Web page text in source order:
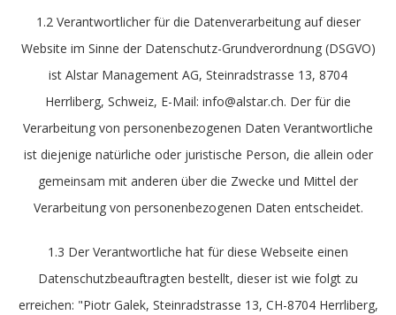
1.2 Verantwortlicher für die Datenverarbeitung auf dieser
Website im Sinne der Datenschutz-Grundverordnung (DSGVO)
ist Alstar Management AG, Steinradstrasse 13, 8704
Herrliberg, Schweiz, E-Mail: info@alstar.ch. Der für die
Verarbeitung von personenbezogenen Daten Verantwortliche
ist diejenige natürliche oder juristische Person, die allein oder
gemeinsam mit anderen über die Zwecke und Mittel der
Verarbeitung von personenbezogenen Daten entscheidet.
1.3 Der Verantwortliche hat für diese Webseite einen
Datenschutzbeauftragten bestellt, dieser ist wie folgt zu
erreichen: "Piotr Galek, Steinradstrasse 13, CH-8704 Herrliberg,